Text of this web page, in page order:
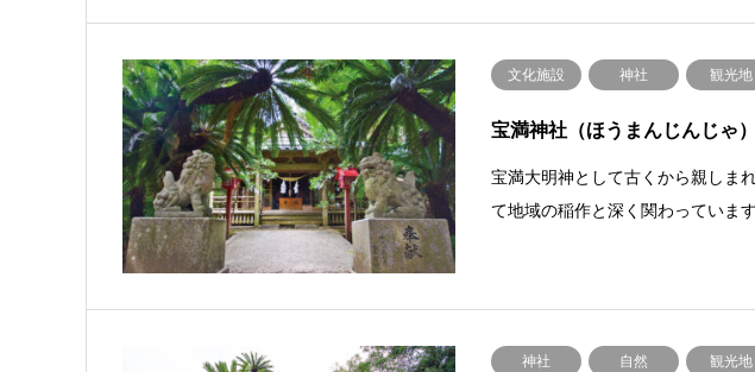
文化施設 神社 観光地
宝満神社（ほうまんじんじゃ）
宝満大明神として古くから親しま
て地域の稲作と深く関わっていま
神社 自然 観光地